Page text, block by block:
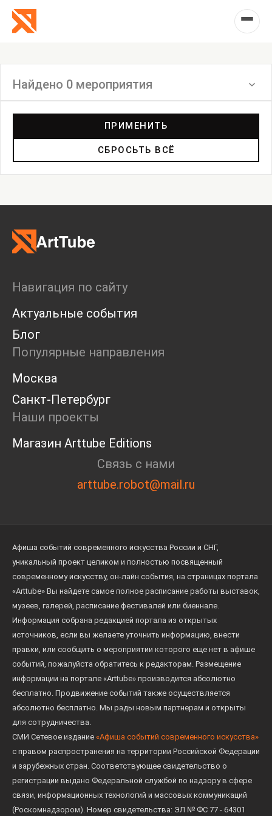
Найдено 0 мероприятия
Дискуссия
Пост-релиз
Пресс-конференция
Ярмарка
Open call
Экскурсия
Дискуссия
Cosmoscow 2024
Blazar 2024
Встречи
Круглый стол
ПРИМЕНИТЬ
СБРОСЬТЬ ВСЁ
Навигация по сайту
Актуальные события
Блог
Популярные направления
Москва
Санкт-Петербург
Наши проекты
Магазин Arttube Editions
Связь с нами
arttube.robot@mail.ru
Афиша событий современного искусства России и СНГ,
уникальный проект целиком и полностью посвященный
современному искусству, он-лайн события, на страницах портала
«Arttube» Вы найдете самое полное расписание работы выставок,
музеев, галерей, расписание фестивалей или биеннале.
Информация собрана редакцией портала из открытых
источников, если вы желаете уточнить информацию, внести
правки, или сообщить о мероприятии которого еще нет в афише
событий, пожалуйста обратитесь к редакторам. Размещение
информации на портале «Arttube» производится абсолютно
бесплатно. Продвижение событий также осуществляется
абсолютно бесплатно. Мы рады новым партнерам и открыты
для сотрудничества.
СМИ Сетевое издание «Афиша событий современного искусства»
с правом распространения на территории Российской Федерации
и зарубежных стран. Соответствующее свидетельство о
регистрации выдано Федеральной службой по надзору в сфере
связи, информационных технологий и массовых коммуникаций
(Роскомнадзором). Номер свидетельства: ЭЛ № ФС 77 - 64301